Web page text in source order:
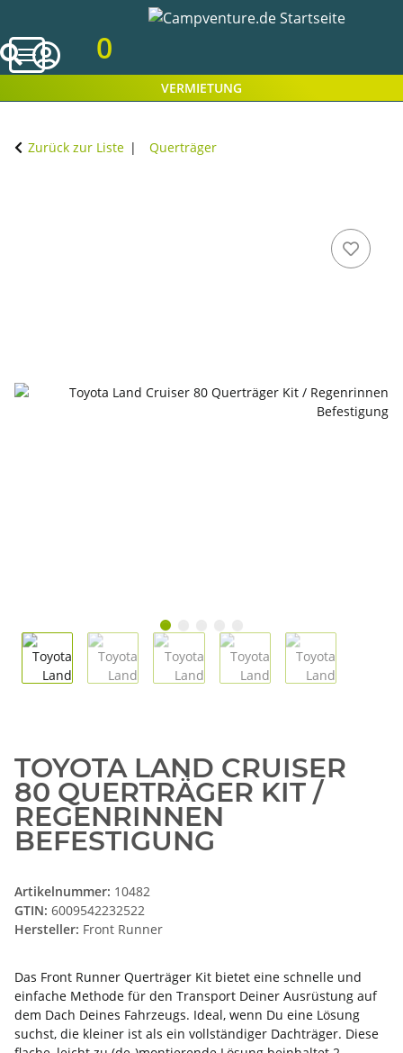
0
VERMIETUNG
Zurück zur Liste Querträger
TOYOTA LAND CRUISER
80 QUERTRÄGER KIT /
REGENRINNEN
BEFESTIGUNG
Artikelnummer: 10482
GTIN: 6009542232522
Hersteller: Front Runner
Das Front Runner Querträger Kit bietet eine schnelle und
einfache Methode für den Transport Deiner Ausrüstung auf
dem Dach Deines Fahrzeugs. Ideal, wenn Du eine Lösung
suchst, die kleiner ist als ein vollständiger Dachträger. Diese